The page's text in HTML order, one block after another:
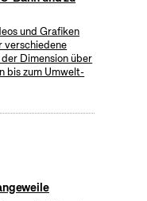
und Grafiken
verschiedene
Dimension über
bis zum Umwelt-